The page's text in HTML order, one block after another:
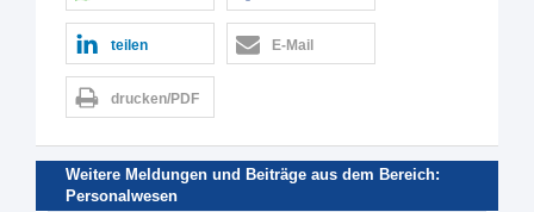
teilen E-Mail
drucken/PDF
Weitere Meldungen und Beiträge aus dem Bereich:
Personalwesen